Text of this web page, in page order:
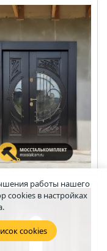
работы нашего
cookies в настройках
cookies